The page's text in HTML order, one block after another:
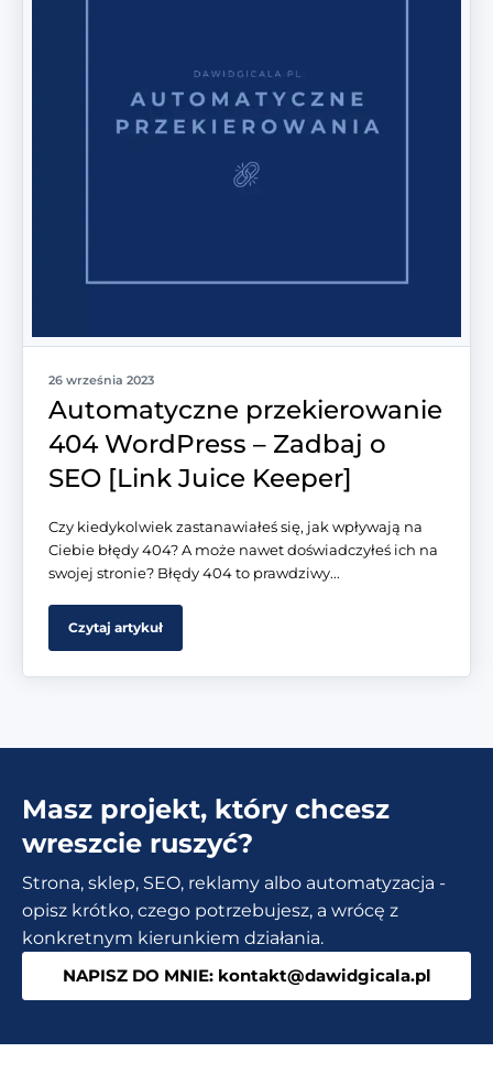
26 września 2023
Automatyczne przekierowanie
404 WordPress – Zadbaj o
SEO [Link Juice Keeper]
Czy kiedykolwiek zastanawiałeś się, jak wpływają na
Ciebie błędy 404? A może nawet doświadczyłeś ich na
swojej stronie? Błędy 404 to prawdziwy...
Czytaj artykuł
Masz projekt, który chcesz
wreszcie ruszyć?
Strona, sklep, SEO, reklamy albo automatyzacja -
opisz krótko, czego potrzebujesz, a wrócę z
konkretnym kierunkiem działania.
NAPISZ DO MNIE: kontakt@dawidgicala.pl